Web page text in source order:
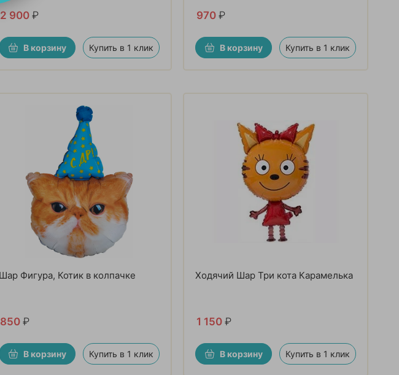
2 900 ₽
В корзину Купить в 1 клик
970 ₽
В корзину Купить в 1 клик
Шар Фигура, Котик в колпачке
850 ₽
В корзину Купить в 1 клик
Ходячий Шар Три кота Карамелька
1 150 ₽
В корзину Купить в 1 клик